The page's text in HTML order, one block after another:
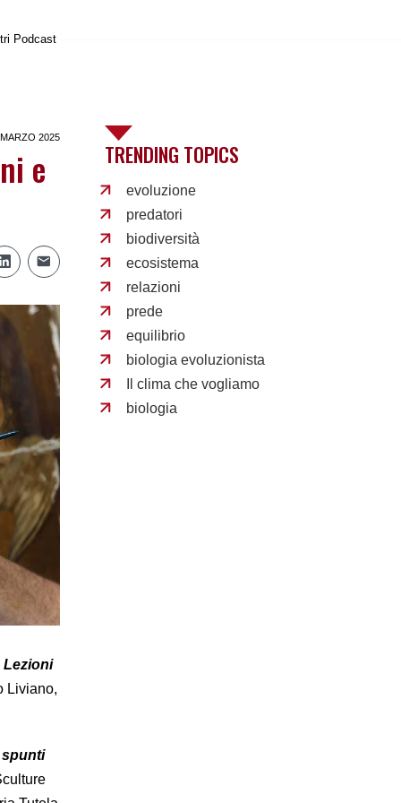
Podcast
2025
e
Lezioni
Liviano,
spunti
TRENDING TOPICS
evoluzione
predatori
biodiversità
ecosistema
relazioni
prede
equilibrio
biologia evoluzionista
Il clima che vogliamo
biologia